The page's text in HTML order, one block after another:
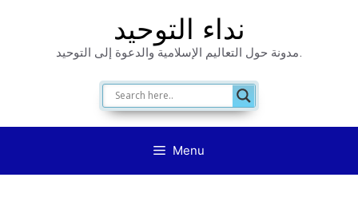
نداء التوحيد
مدونة حول التعاليم الإسلامية والدعوة إلى التوحيد.
Menu